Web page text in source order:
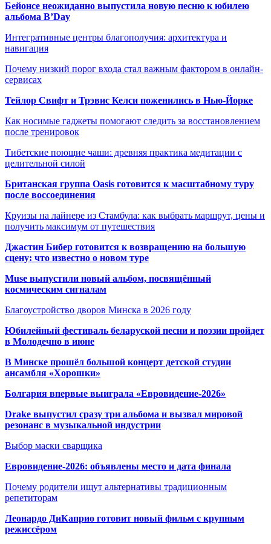
Бейонсе неожиданно выпустила новую песню к юбилею
альбома B’Day
Интегративные центры благополучия: архитектура и
навигация
Почему низкий порог входа стал важным фактором в онлайн-
сервисах
Тейлор Свифт и Трэвис Келси поженились в Нью-Йорке
Как носимые гаджеты помогают следить за восстановлением
после тренировок
Тибетские поющие чаши: древняя практика медитации с
целительной силой
Британская группа Oasis готовится к масштабному туру
после воссоединения
Круизы на лайнере из Стамбула: как выбрать маршрут, цены и
получить максимум от путешествия
Джастин Бибер готовится к возвращению на большую
сцену: что известно о новом туре
Muse выпустили новый альбом, посвящённый
космическим сигналам
Благоустройство дворов Минска в 2026 году
Юбилейный фестиваль беларуской песни и поэзии пройдет
в Молодечно в июне
В Минске прошёл большой концерт детской студии
ансамбля «Хорошки»
Болгария впервые выиграла «Евровидение-2026»
Drake выпустил сразу три альбома и вызвал мировой
резонанс в музыкальной индустрии
Выбор маски сварщика
Евровидение-2026: объявлены место и дата финала
Почему родители ищут альтернативы традиционным
репетиторам
Леонардо ДиКаприо готовит новый фильм с крупным
режиссёром